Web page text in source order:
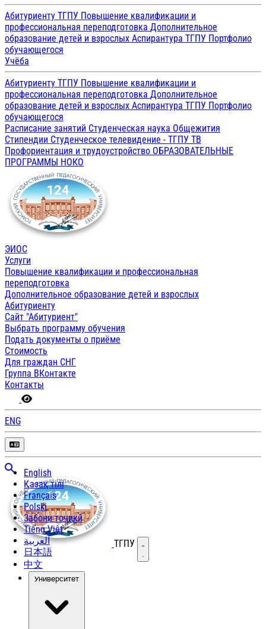
Абитуриенту ТГПУ Повышение квалификации и
профессиональная переподготовка Дополнительное
образование детей и взрослых Аспирантура ТГПУ Портфолио
обучающегося
Учёба
Абитуриенту ТГПУ Повышение квалификации и
профессиональная переподготовка Дополнительное
образование детей и взрослых Аспирантура ТГПУ Портфолио
обучающегося
Расписание занятий Студенческая наука Общежития
Стипендии Студенческое телевидение - ТГПУ ТВ
Профориентация и трудоустройство ОБРАЗОВАТЕЛЬНЫЕ
ПРОГРАММЫ НОКО
ЭИОС
Услуги
Повышение квалификации и профессиональная
переподготовка
Дополнительное образование детей и взрослых
Абитуриенту
Сайт "Абитуриент"
Выбрать программу обучения
Подать документы о приёме
Стоимость
Для граждан СНГ
Группа ВКонтакте
Контакты
ENG
English
Қазақ тілі
Français
Polski
Забони тоҷикӣ
Tiếng Việt
العربية
日本語
中文
ТГПУ Открыть меню
Университет